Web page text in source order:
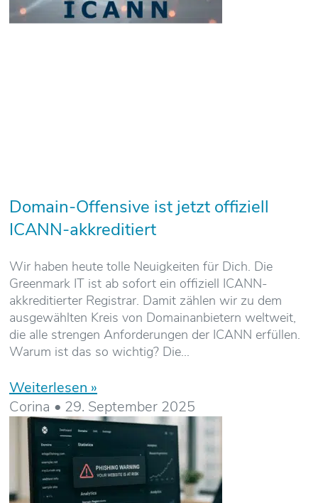
Domain-Offensive ist jetzt offiziell
ICANN-akkreditiert
Wir haben heute tolle Neuigkeiten für Dich. Die
Greenmark IT ist ab sofort ein offiziell ICANN-
akkreditierter Registrar. Damit zählen wir zu dem
ausgewählten Kreis von Domainanbietern weltweit,
die alle strengen Anforderungen der ICANN erfüllen.
Warum ist das so wichtig? Die
Weiterlesen »
Corina
29. September 2025